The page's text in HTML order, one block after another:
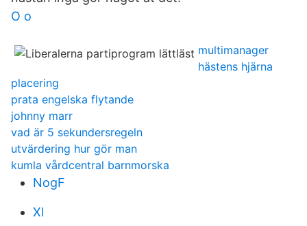
O o
multimanager
hästens hjärna
placering
prata engelska flytande
johnny marr
vad är 5 sekundersregeln
utvärdering hur gör man
kumla vårdcentral barnmorska
NogF
Xl